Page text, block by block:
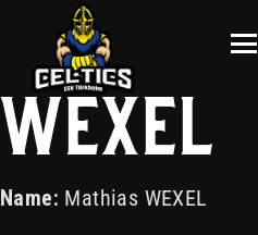
MATHIAS
WEXEL
Name: Mathias WEXEL